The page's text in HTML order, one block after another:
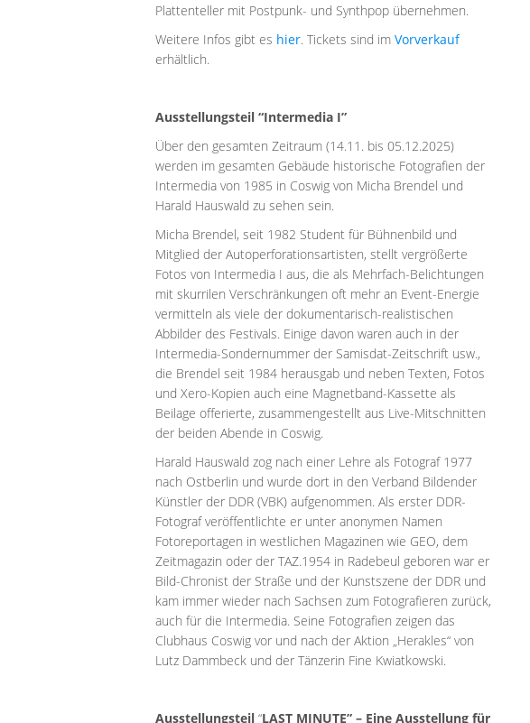
Plattenteller mit Postpunk- und Synthpop übernehmen.
Weitere Infos gibt es hier. Tickets sind imVorverkauf
erhältlich.
Ausstellungsteil “Intermedia I”
Über den gesamten Zeitraum (14.11. bis 05.12.2025)
werden im gesamten Gebäude historische Fotografien der
Intermedia von 1985 in Coswig von Micha Brendel und
Harald Hauswald zu sehen sein.
Micha Brendel, seit 1982 Student für Bühnenbild und
Mitglied der Autoperforationsartisten, stellt vergrößerte
Fotos von Intermedia I aus, die als Mehrfach-Belichtungen
mit skurrilen Verschränkungen oft mehr an Event-Energie
vermitteln als viele der dokumentarisch-realistischen
Abbilder des Festivals. Einige davon waren auch in der
Intermedia-Sondernummer der Samisdat-Zeitschrift usw.,
die Brendel seit 1984 herausgab und neben Texten, Fotos
und Xero-Kopien auch eine Magnetband-Kassette als
Beilage offerierte, zusammengestellt aus Live-Mitschnitten
der beiden Abende in Coswig.
Harald Hauswald zog nach einer Lehre als Fotograf 1977
nach Ostberlin und wurde dort in den Verband Bildender
Künstler der DDR (VBK) aufgenommen. Als erster DDR-
Fotograf veröffentlichte er unter anonymen Namen
Fotoreportagen in westlichen Magazinen wie GEO, dem
Zeitmagazin oder der TAZ.1954 in Radebeul geboren war er
Bild-Chronist der Straße und der Kunstszene der DDR und
kam immer wieder nach Sachsen zum Fotografieren zurück,
auch für die Intermedia. Seine Fotografien zeigen das
Clubhaus Coswig vor und nach der Aktion „Herakles“ von
Lutz Dammbeck und der Tänzerin Fine Kwiatkowski.
Ausstellungsteil “LAST MINUTE” – Eine Ausstellung für